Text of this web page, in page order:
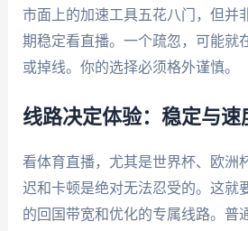
市面上的加速工具五花八门，但并
期稳定看直播。一个疏忽，可能就
或掉线。你的选择必须格外谨慎。
线路决定体验：稳定与速
看体育直播，尤其是世界杯、欧洲
迟和卡顿是绝对无法忍受的。这就
的回国带宽和优化的专属线路。普